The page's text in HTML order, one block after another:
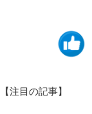
【注目の記事】